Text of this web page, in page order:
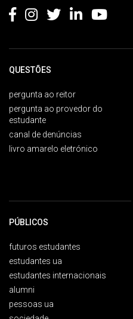
QUESTÕES
pergunta ao reitor
pergunta ao provedor do
estudante
canal de denúncias
livro amarelo eletrónico
PÚBLICOS
futuros estudantes
estudantes ua
estudantes internacionais
alumni
pessoas ua